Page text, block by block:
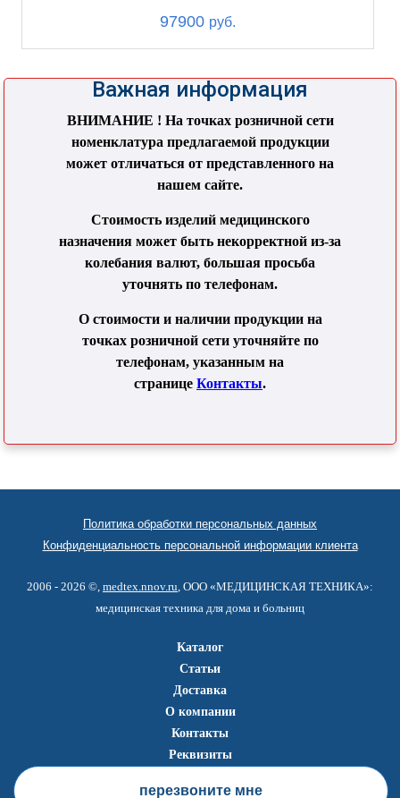
97900 руб.
Важная информация
ВНИМАНИЕ ! На точках розничной сети
номенклатура предлагаемой продукции
может отличаться от представленного на
нашем сайте.
Стоимость изделий медицинского
назначения может быть некорректной из-за
колебания валют, большая просьба
уточнять по телефонам.
О стоимости и наличии продукции на
точках розничной сети уточняйте по
телефонам, указанным на
странице Контакты.
Политика обработки персональных данных
Конфиденциальность персональной информации клиента
2006 - 2026 ©, medtex.nnov.ru , ООО «МЕДИЦИНСКАЯ ТЕХНИКА»:
медицинская техника для дома и больниц
Каталог
Статьи
Доставка
О компании
Контакты
Реквизиты
перезвоните мне